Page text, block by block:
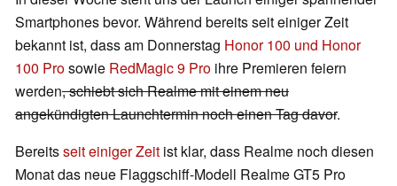
Smartphones bevor. Während bereits seit einiger Zeit
bekannt ist, dass am Donnerstag Honor 100 und Honor
100 Prosowie RedMagic 9 Pro ihre Premieren feiern
werden, schiebt sich Realme mit einem neu
angekündigten Launchtermin noch einen Tag davor.
Bereitsseit einiger Zeit ist klar, dass Realme noch diesen
Monat das neue Flaggschiff-Modell Realme GT5 Pro